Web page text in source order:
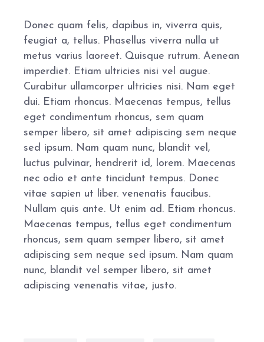
Donec quam felis, dapibus in, viverra quis,
feugiat a, tellus. Phasellus viverra nulla ut
metus varius laoreet. Quisque rutrum. Aenean
imperdiet. Etiam ultricies nisi vel augue.
Curabitur ullamcorper ultricies nisi. Nam eget
dui. Etiam rhoncus. Maecenas tempus, tellus
eget condimentum rhoncus, sem quam
semper libero, sit amet adipiscing sem neque
sed ipsum. Nam quam nunc, blandit vel,
luctus pulvinar, hendrerit id, lorem. Maecenas
nec odio et ante tincidunt tempus. Donec
vitae sapien ut liber. venenatis faucibus.
Nullam quis ante. Ut enim ad. Etiam rhoncus.
Maecenas tempus, tellus eget condimentum
rhoncus, sem quam semper libero, sit amet
adipiscing sem neque sed ipsum. Nam quam
nunc, blandit vel semper libero, sit amet
adipiscing venenatis vitae, justo.